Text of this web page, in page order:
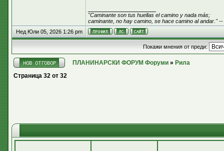
"Caminante son tus huellas el camino y nada más;
caminante, no hay camino, se hace camino al andar."--
Нед Юли 05, 2026 1:26 pm
Покажи мнения от преди:
ПЛАНИНАРСКИ ФОРУМ Форуми » Рила
Страница 32 от 32